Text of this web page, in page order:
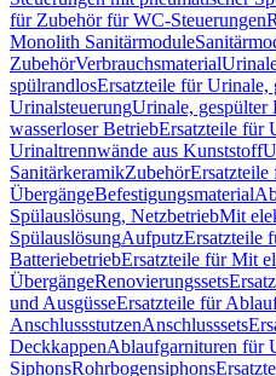
für Zubehör für WC-Steuerungen
Monolith Sanitärmodule
ZubehörVerbrauchsmaterial
spülrandlosErsatzteile für Urinale,
UrinalsteuerungUrinale, gespülter
wasserloser BetriebErsatzteile für
Urinaltrennwände aus Kunststoff
SanitärkeramikZubehörErsatzteile
ÜbergängeBefestigungsmaterial
Spülauslösung, NetzbetriebMit
SpülauslösungAufputzErsatzteile
BatteriebetriebErsatzteile für Mit
ÜbergängeRenovierungssets
und AusgüsseErsatzteile für
AnschlussstutzenAnschlusssets
DeckkappenAblaufgarnituren für
SiphonsRohrbogensiphons